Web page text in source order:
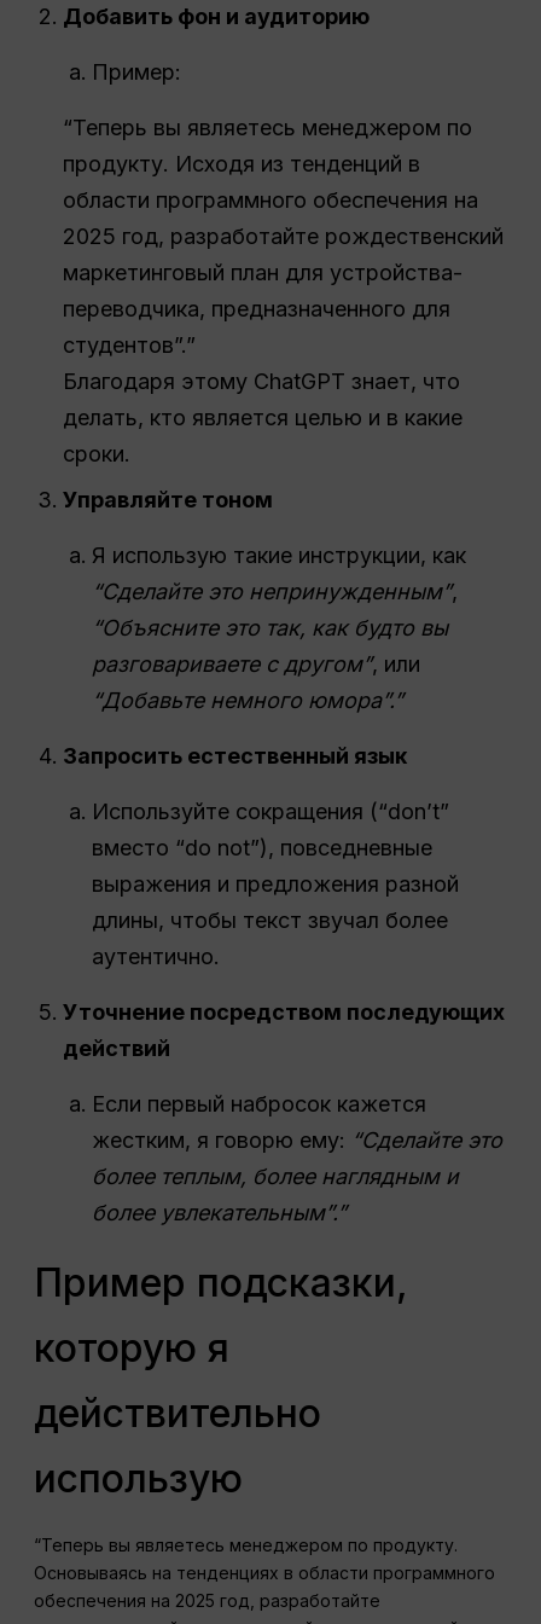
Добавить фон и аудиторию
Пример:
“Теперь вы являетесь менеджером по
продукту. Исходя из тенденций в
области программного обеспечения на
2025 год, разработайте рождественский
маркетинговый план для устройства-
переводчика, предназначенного для
студентов”.”
Благодаря этому ChatGPT знает, что
делать, кто является целью и в какие
сроки.
Управляйте тоном
Я использую такие инструкции, как
“Сделайте это непринужденным”,
“Объясните это так, как будто вы
разговариваете с другом”, или
“Добавьте немного юмора”.”
Запросить естественный язык
Используйте сокращения (“don’t”
вместо “do not”), повседневные
выражения и предложения разной
длины, чтобы текст звучал более
аутентично.
Уточнение посредством последующих
действий
Если первый набросок кажется
жестким, я говорю ему: “Сделайте это
более теплым, более наглядным и
более увлекательным”.”
Пример подсказки,
которую я
действительно
использую
“Теперь вы являетесь менеджером по продукту.
Основываясь на тенденциях в области программного
обеспечения на 2025 год, разработайте